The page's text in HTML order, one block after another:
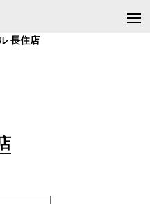
長住店